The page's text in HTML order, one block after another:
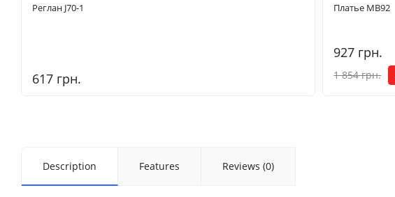
Реглан J70-1
617 грн.
Платье MB92
927 грн.
1 854 грн.
Description Features Reviews (0)